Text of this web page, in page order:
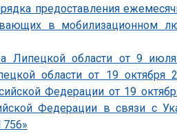
предоставления
в мобилизационном
Липецкой области от 9
области от 19
Федерации от 19
Федерации в связи с
756»